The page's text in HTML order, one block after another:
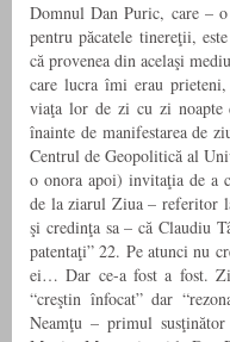
Domnul Dan Puric, care –
pentru păcatele tinereţii,
că provenea din acelaşi
care lucra îmi erau
viaţa lor de zi cu zi noapte
înainte de manifestarea de
Centrul de Geopolitică al
o onora apoi) invitaţia de a
de la ziarul Ziua – referitor
şi credinţa sa – că Claudiu
patentaţi” 22. Pe atunci nu
ei… Dar ce-a fost a fost.
“creştin înfocat” dar
Neamţu – primul